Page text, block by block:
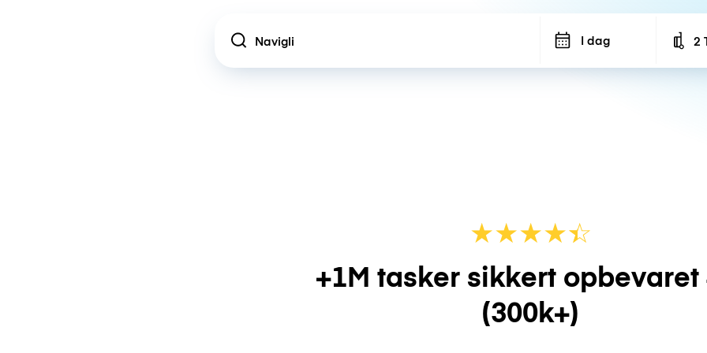
Location I dag 2
★★★★☆
★
+1M tasker sikkert opbevaret
(300k+)